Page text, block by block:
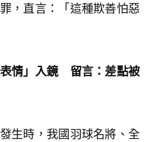
，直言：「這種欺善怕惡
情」入鏡 留言：差點被
生時，我國羽球名將、全